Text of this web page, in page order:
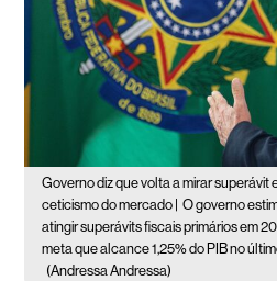
Governo diz que volta a mirar superávit
ceticismo do mercado |
O governo
atingir superávits fiscais primários em
meta que alcance 1,25% do PIB no
(Andressa Andressa)